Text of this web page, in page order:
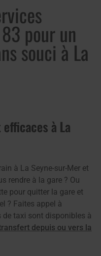
pour un
souci à La
à La
à La Seyne-sur-Mer et
rendre à la gare ? Ou
pour quitter la gare et
? Faites appel à
de taxi sont disponibles à
depuis ou vers la